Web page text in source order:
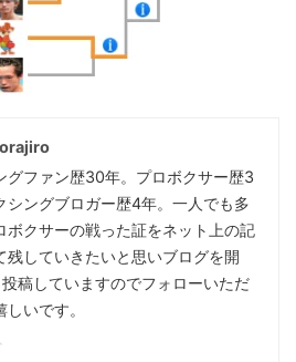
グファン歴30年。プロボクサー歴3
シングブロガー歴4年。一人でも多
ボクサーの戦った証をネット上の記
残していきたいと思いブログを開
稿していますのでフォローいただ
しいです。